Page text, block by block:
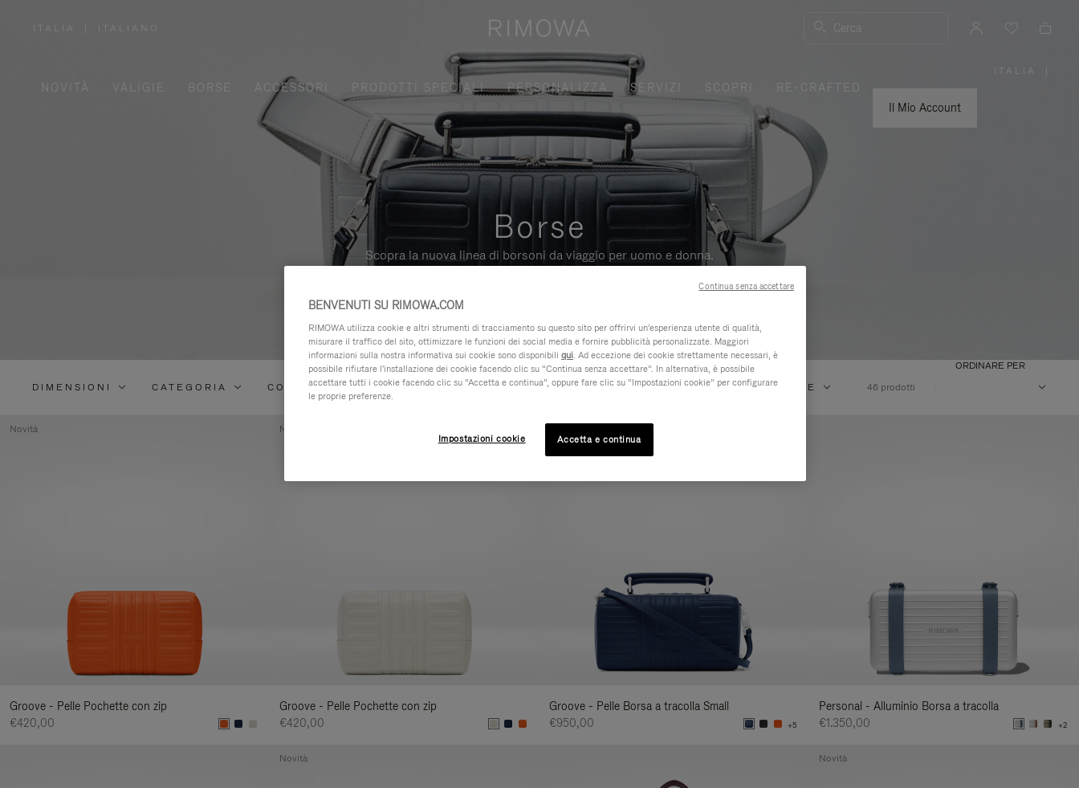
ITALIA
,
ITALIANO Cerca
NOVITÀ VALIGIE BORSE ACCESSORI PRODOTTI SPECIALI PERSONALIZZA SERVIZI SCOPRI
RE-CRAFTED
Il Mio Account
ITALIA
Borse
Scopra la nuova linea di borsoni da viaggio per uomo e donna.
risultati
DIMENSIONI CATEGORIA COLORE MATERIALE COLLEZIONE CARATTERISTICHE VOLUME 46 prodotti
ORDINARE PER
Groove - Pelle Pochette con zip
€420,00
Novità
Groove - Pelle Pochette con zip
€420,00
Novità
Groove - Pelle Borsa a tracolla Small
€950,00
+5
Personal - Alluminio Borsa a tracolla
€1.350,00
+2
Novità Novità
BENVENUTI SU RIMOWA.COM
RIMOWA utilizza cookie e altri strumenti di tracciamento su questo sito per offrirvi un'esperienza utente di qualità,
misurare il traffico del sito, ottimizzare le funzioni dei social media e fornire pubblicità personalizzate. Maggiori
informazioni sulla nostra informativa sui cookie sono disponibili qui. Ad eccezione dei cookie strettamente necessari, è
possibile rifiutare l'installazione dei cookie facendo clic su “Continua senza accettare”. In alternativa, è possibile
accettare tutti i cookie facendo clic su “Accetta e continua”, oppure fare clic su “Impostazioni cookie” per configurare
le proprie preferenze.
Impostazioni cookie Accetta e continua
Continua senza accettare